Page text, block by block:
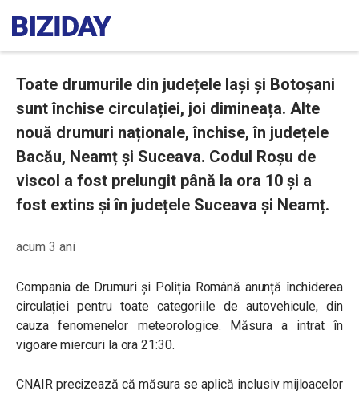
Toate drumurile din județele Iași și Botoșani
sunt închise circulației, joi dimineața. Alte
nouă drumuri naționale, închise, în județele
Bacău, Neamț și Suceava. Codul Roșu de
viscol a fost prelungit până la ora 10 și a
fost extins și în județele Suceava și Neamț.
acum 3 ani
Compania de Drumuri și Poliția Română anunță închiderea
circulației pentru toate categoriile de autovehicule, din
cauza fenomenelor meteorologice. Măsura a intrat în
vigoare miercuri la ora 21:30.
CNAIR precizează că măsura se aplică inclusiv mijloacelor